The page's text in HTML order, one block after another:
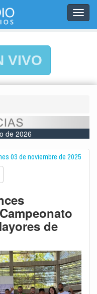
VIVO
de 2026
03 de noviembre de 2025
de